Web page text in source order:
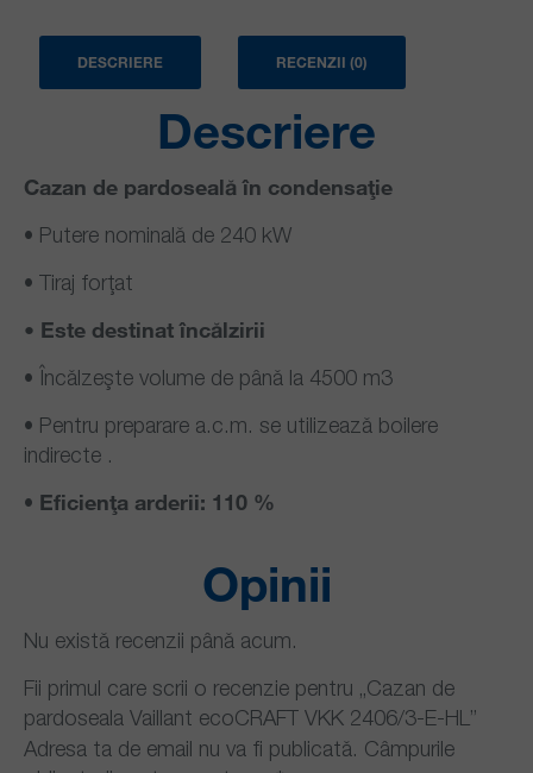
DESCRIERE RECENZII (0)
Descriere
Cazan de pardoseală în condensaţie
• Putere nominală de 240 kW
• Tiraj forţat
• Este destinat încălzirii
• Încălzeşte volume de până la 4500 m3
• Pentru preparare a.c.m. se utilizează boilere
indirecte .
• Eficienţa arderii: 110 %
Opinii
Nu există recenzii până acum.
Fii primul care scrii o recenzie pentru „Cazan de
pardoseala Vaillant ecoCRAFT VKK 2406/3-E-HL”
Adresa ta de email nu va fi publicată. Câmpurile